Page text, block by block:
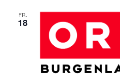
FR.
18